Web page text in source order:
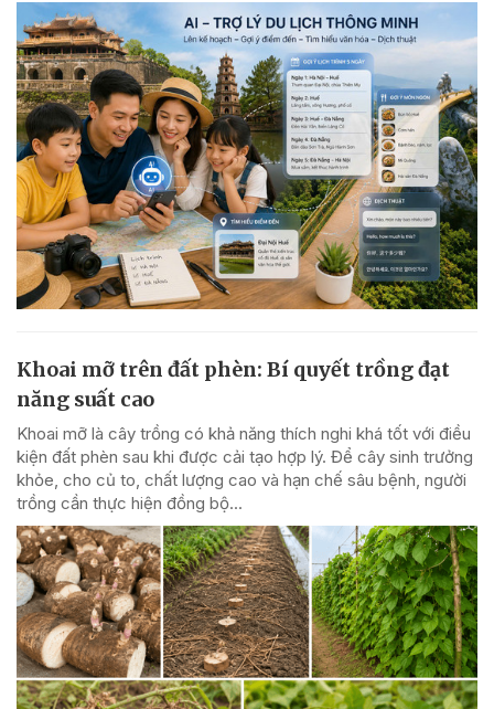
Khoai mỡ trên đất phèn: Bí quyết trồng đạt
năng suất cao
Khoai mỡ là cây trồng có khả năng thích nghi khá tốt với điều
kiện đất phèn sau khi được cải tạo hợp lý. Để cây sinh trưởng
khỏe, cho củ to, chất lượng cao và hạn chế sâu bệnh, người
trồng cần thực hiện đồng bộ...